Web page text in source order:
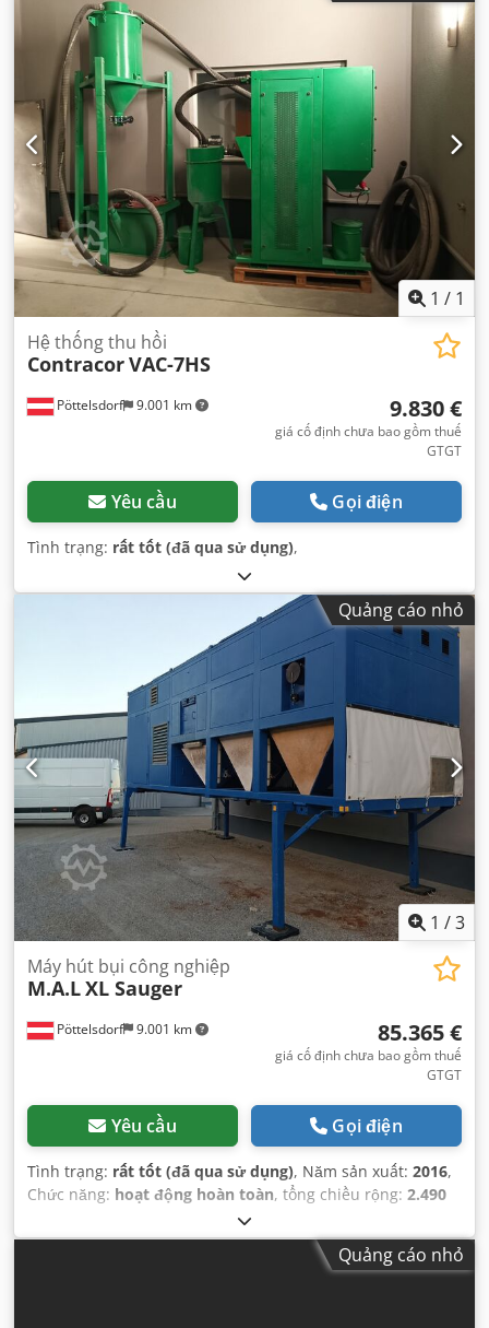
1 / 1
Pöttelsdorf 9.001 km
Hệ thống thu hồi
ContracorVAC-7HS
9.830 €
giá cố định chưa bao gồm thuế
GTGT
Yêu cầu Gọi điện
Tình trạng: rất tốt (đã qua sử dụng),
Quảng cáo nhỏ
1 /3
Pöttelsdorf 9.001 km
Máy hút bụi công nghiệp
M.A.LXL Sauger
85.365 €
giá cố định chưa bao gồm thuế
GTGT
Yêu cầu Gọi điện
Tình trạng: rất tốt (đã qua sử dụng), Năm sản xuất: 2016,
Chức năng: hoạt động hoàn toàn, tổng chiều rộng: 2.490
2.700 mm
Quảng cáo nhỏ